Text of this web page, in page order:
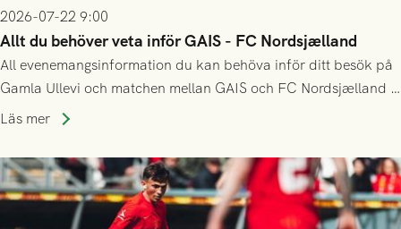
2026-07-22 9:00
Allt du behöver veta inför GAIS - FC Nordsjælland
All evenemangsinformation du kan behöva inför ditt besök på
Gamla Ullevi och matchen mellan GAIS och FC Nordsjælland i
kvalet till Conference League! Avspark kl 19.00 på torsdag
Läs mer